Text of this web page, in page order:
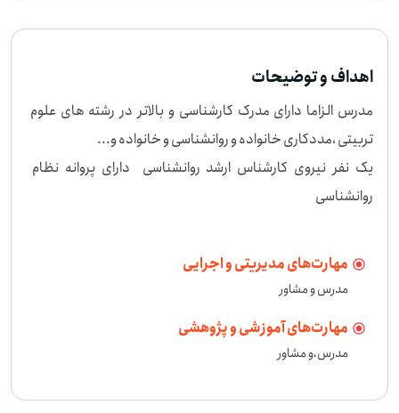
اهداف و توضیحات
مدرس الزاما دارای مدرک کارشناسی و بالاتر در رشته های علوم
یک نفر نیروی کارشناس ارشد روانشناسی  دارای پروانه نظام
روانشناسی
مهارت‌های مدیریتی و اجرایی
مدرس و مشاور
مهارت‌های آموزشی و پژوهشی
مدرس،و مشاور